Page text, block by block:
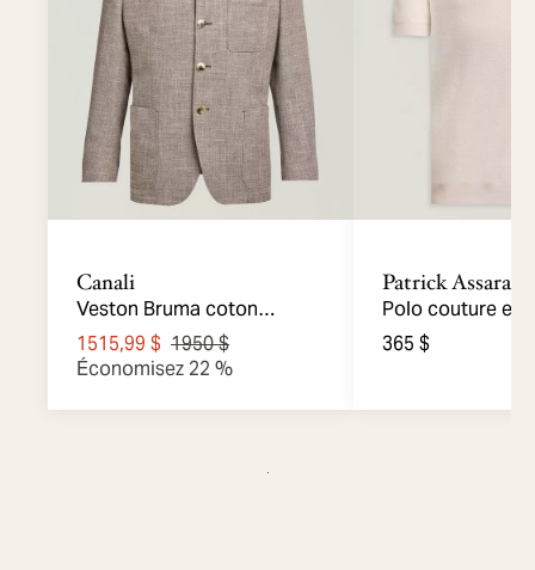
Canali
Veston Bruma coton
microstructuré
1515,99 $ 1950 $
Économisez 22 %
Patrick Assaraf
Polo couture en
ouvert
365 $